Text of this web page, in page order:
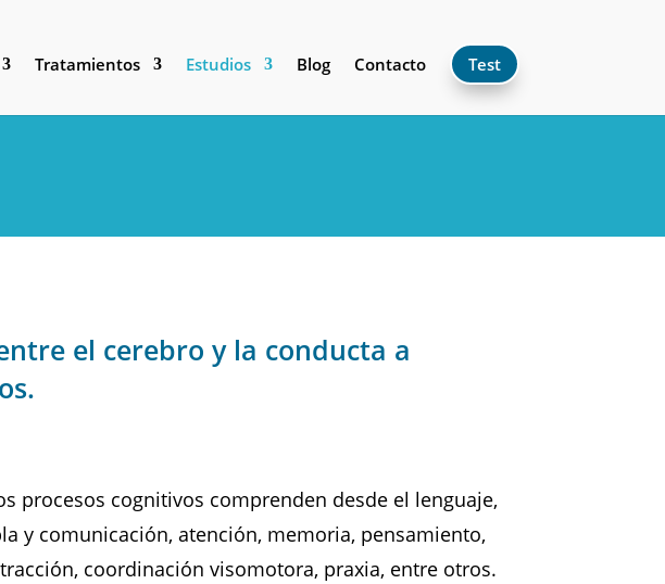
Tratamientos Estudios Blog Contacto Test
el cerebro y la conducta a
procesos cognitivos comprenden desde el lenguaje,
y comunicación, atención, memoria, pensamiento,
coordinación visomotora, praxia, entre otros.